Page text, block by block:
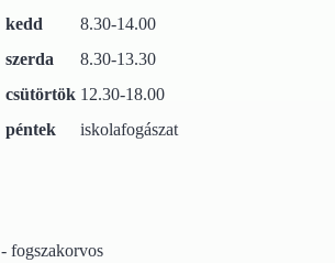
kedd
8.30-14.00
szerda
8.30-13.30
csütörtök 12.30-18.00
péntek
iskolafogászat
- fogszakorvos